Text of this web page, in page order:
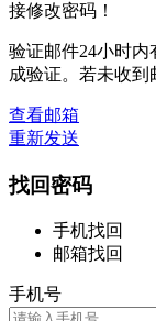
接修改密码！
验证邮件24小时
成验证。若未收到
查看邮箱
重新发送
找回密码
手机找回
邮箱找回
手机号